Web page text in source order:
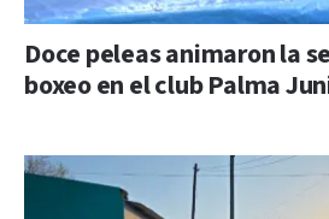
Doce peleas animaron la
boxeo en el club Palma